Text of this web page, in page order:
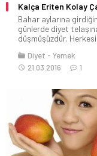
Kalça Eriten Kolay
Bahar aylarına
günlerde diyet
düşmüşüzdür.
Diyet
Yemek
21.03.2016
1